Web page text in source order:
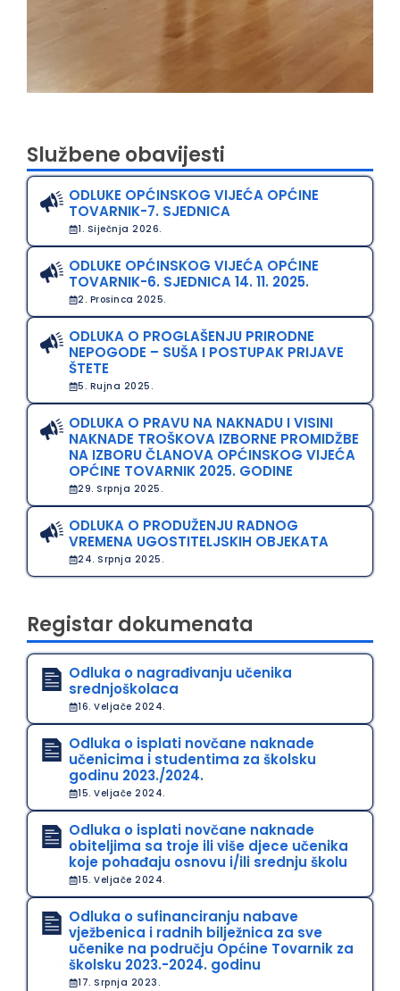
Službene obavijesti
ODLUKE OPĆINSKOG VIJEĆA OPĆINE
TOVARNIK-7. SJEDNICA
1. Siječnja 2026.
ODLUKE OPĆINSKOG VIJEĆA OPĆINE
TOVARNIK-6. SJEDNICA 14. 11. 2025.
2. Prosinca 2025.
ODLUKA O PROGLAŠENJU PRIRODNE
NEPOGODE – SUŠA I POSTUPAK PRIJAVE
ŠTETE
5. Rujna 2025.
ODLUKA O PRAVU NA NAKNADU I VISINI
NAKNADE TROŠKOVA IZBORNE PROMIDŽBE
NA IZBORU ČLANOVA OPĆINSKOG VIJEĆA
OPĆINE TOVARNIK 2025. GODINE
29. Srpnja 2025.
ODLUKA O PRODUŽENJU RADNOG
VREMENA UGOSTITELJSKIH OBJEKATA
24. Srpnja 2025.
Registar dokumenata
Odluka o nagrađivanju učenika
srednjoškolaca
16. Veljače 2024.
Odluka o isplati novčane naknade
učenicima i studentima za školsku
godinu 2023./2024.
15. Veljače 2024.
Odluka o isplati novčane naknade
obiteljima sa troje ili više djece učenika
koje pohađaju osnovu i/ili srednju školu
15. Veljače 2024.
Odluka o sufinanciranju nabave
vježbenica i radnih bilježnica za sve
učenike na području Općine Tovarnik za
školsku 2023.-2024. godinu
17. Srpnja 2023.